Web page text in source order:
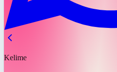
Kelime